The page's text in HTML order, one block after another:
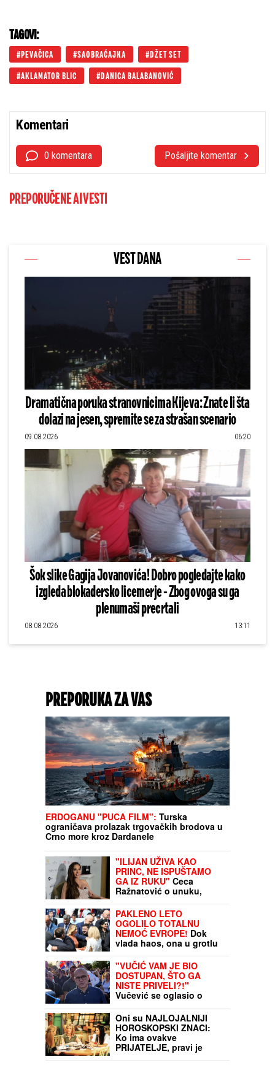
TAGOVI:
PEVAČICA SAOBRAĆAJKA DŽET SET
AKLAMATOR BLIC DANICA BALABANOVIĆ
Komentari
0 komentara Pošaljite komentar
PREPORUČENE AI VESTI
VEST DANA
Dramatična poruka stranovnicima Kijeva: Znate li šta
dolazi na jesen, spremite se za strašan scenario
09.08.2026 06:20
Šok slike Gagija Jovanovića! Dobro pogledajte kako
izgleda blokadersko licemerje - Zbog ovoga su ga
plenumaši precrtali
08.08.2026 13:11
PREPORUKA ZA VAS
ERDOGANU "PUCA FILM": Turska
ograničava prolazak trgovačkih brodova u
Crno more kroz Dardanele
"ILIJAN UŽIVA KAO
PRINC, NE ISPUŠTAMO
GA IZ RUKU" Ceca
Ražnatović o unuku,
Anastasiji: "Odlično se
snašla, nisam je
savetovala", spomenula i
novi album posle 10
godina
PAKLENO LETO
OGOLILO TOTALNU
NEMOĆ EVROPE! Dok
vlada haos, ona u grotlu
POSMATRA: Tenzije su
na vrhuncu, a rešenja
nigde
"VUČIĆ VAM JE BIO
DOSTUPAN, ŠTO GA
NISTE PRIVELI?!"
Vučević se oglasio o
napadima na predsednika
Srbije iz BiH: "Sarajevo
safari je spin,
propaganda, laž"
Oni su NAJLOJALNIJI
HOROSKOPSKI ZNACI:
Ko ima ovakve
PRIJATELJE, pravi je
srećnik - reč IZDAJA u